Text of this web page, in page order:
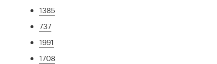
1385
737
1991
1708